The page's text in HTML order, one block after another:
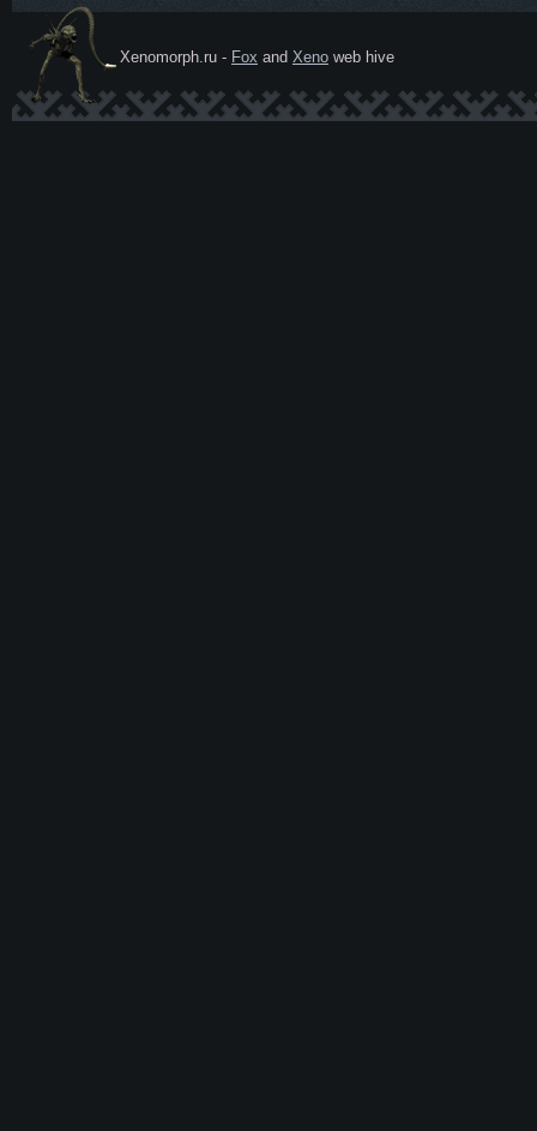
Ксеномо
Xenomorph.ru - Fox and Xeno web hive